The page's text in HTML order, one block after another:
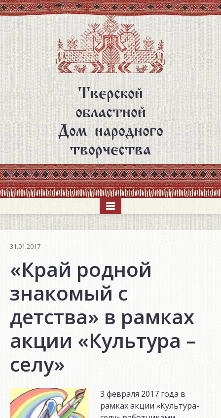
Перейти
к
основному
содержанию
Тверской
областной
Дом народного
творчества
31.01.2017
«Край родной
знакомый с
детства» в рамках
акции «Культура –
селу»
3 февраля 2017 года в
рамках акции «Культура-